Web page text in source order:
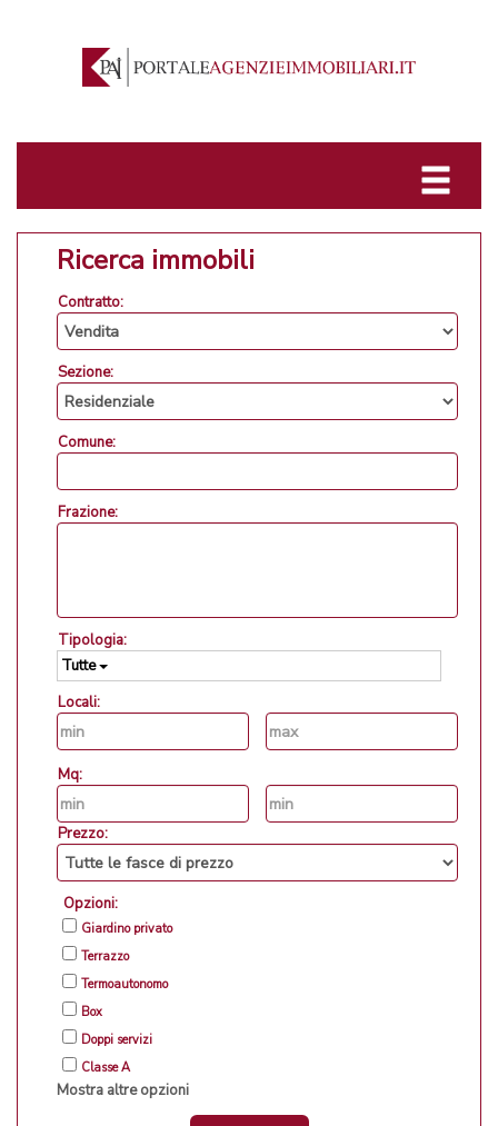
Ricerca immobili
Contratto:
Sezione:
Comune:
Frazione:
Tipologia:
Tutte
Locali:
Mq:
Prezzo:
Opzioni:
Giardino privato
Terrazzo
Termoautonomo
Box
Doppi servizi
Classe A
Mostra altre opzioni